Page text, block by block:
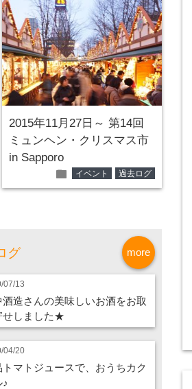
2015年11月27日～ 第14回
ミュンヘン・クリスマス市
in Sapporo
folder イベント 過去ログ
more
グ
07/13
酒造さんの美味しいお酒をお取
せしました★
04/20
トマトジュースで、おうちカク